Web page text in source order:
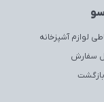
لوازم آشپزخانه
سفارش